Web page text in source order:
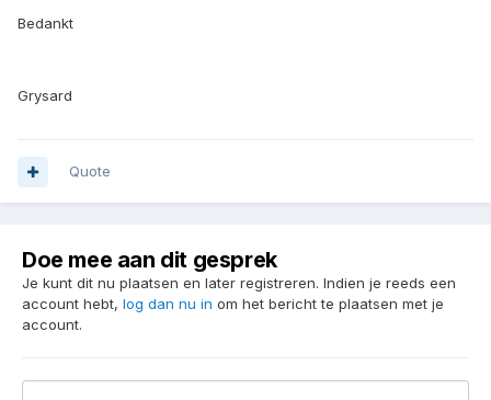
Bedankt
Grysard
Quote
Doe mee aan dit gesprek
Je kunt dit nu plaatsen en later registreren. Indien je reeds een
account hebt, log dan nu in om het bericht te plaatsen met je
account.